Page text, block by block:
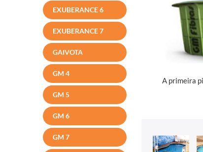
EXUBERANCE 6
EXUBERANCE 7
GAIVOTA
GM 4
GM 5
GM 6
GM 7
A primeira